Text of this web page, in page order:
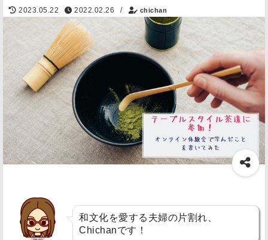
2023.05.22 2022.02.26 / chichan
和文化を愛する夫婦の片割れ、
Chichanです！